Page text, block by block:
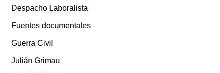
Despacho Laboralista
Fuentes documentales
Guerra Civil
Julián Grimau